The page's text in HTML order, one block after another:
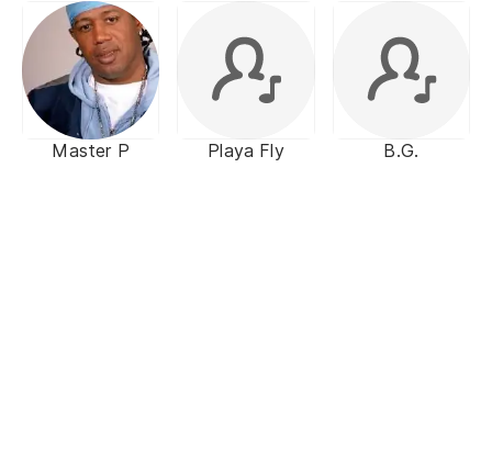
Master P Playa Fly B.G.